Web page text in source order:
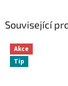
Související
Akce
Tip